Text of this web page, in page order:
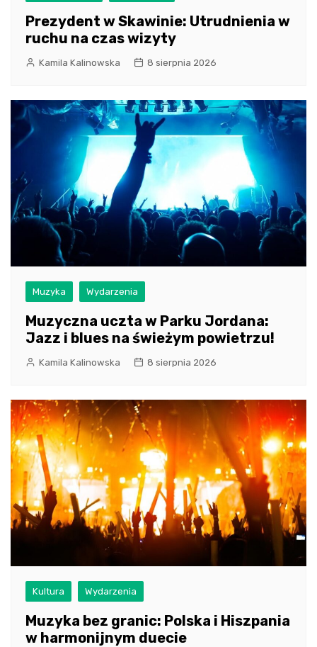
Prezydent w Skawinie: Utrudnienia w
ruchu na czas wizyty
Kamila Kalinowska 8 sierpnia 2026
Muzyka Wydarzenia
Muzyczna uczta w Parku Jordana:
Jazz i blues na świeżym powietrzu!
Kamila Kalinowska 8 sierpnia 2026
Kultura Wydarzenia
Muzyka bez granic: Polska i Hiszpania
w harmonijnym duecie